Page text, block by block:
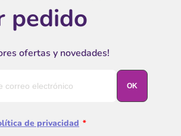
pedido
ofertas y novedades!
de privacidad *